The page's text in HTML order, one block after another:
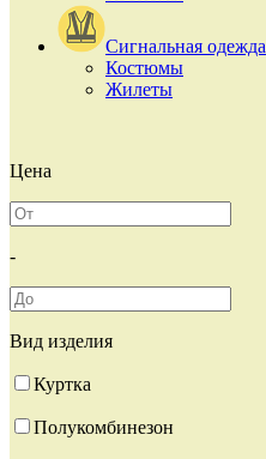
Сигнальная одежда
Костюмы
Жилеты
Цена
-
Вид изделия
Куртка
Полукомбинезон